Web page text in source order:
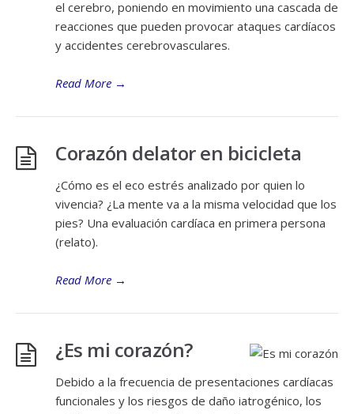
el cerebro, poniendo en movimiento una cascada de
reacciones que pueden provocar ataques cardíacos
y accidentes cerebrovasculares.
Read More →
Corazón delator en bicicleta
¿Cómo es el eco estrés analizado por quien lo
vivencia? ¿La mente va a la misma velocidad que los
pies? Una evaluación cardíaca en primera persona
(relato).
Read More →
¿Es mi corazón?
Debido a la frecuencia de presentaciones cardíacas
funcionales y los riesgos de daño iatrogénico, los